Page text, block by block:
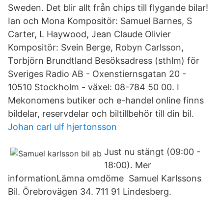
Sweden. Det blir allt från chips till flygande bilar!
Ian och Mona Kompositör: Samuel Barnes, S
Carter, L Haywood, Jean Claude Olivier
Kompositör: Svein Berge, Robyn Carlsson,
Torbjörn Brundtland Besöksadress (sthlm) för
Sveriges Radio AB - Oxenstiernsgatan 20 -
10510 Stockholm - växel: 08-784 50 00. I
Mekonomens butiker och e-handel online finns
bildelar, reservdelar och biltillbehör till din bil.
Johan carl ulf hjertonsson
Just nu stängt (09:00 -
18:00). Mer
informationLämna omdöme Samuel Karlssons
Bil. Örebrovägen 34. 711 91 Lindesberg.